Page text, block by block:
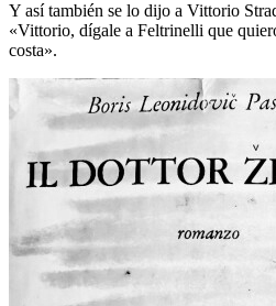
Y así también se lo dijo a Vittorio
«Vittorio, dígale a Feltrinelli que
costa».